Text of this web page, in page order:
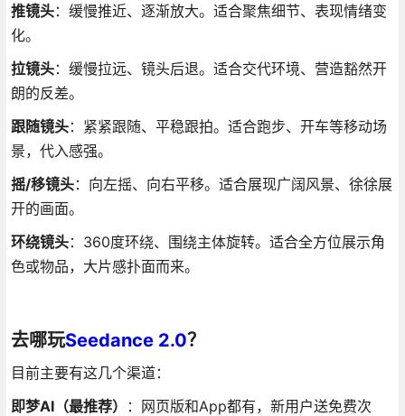
推镜头：缓慢推近、逐渐放大。适合聚焦细节、表现情绪变
化。
拉镜头：缓慢拉远、镜头后退。适合交代环境、营造豁然开
朗的反差。
跟随镜头：紧紧跟随、平稳跟拍。适合跑步、开车等移动场
景，代入感强。
摇/移镜头：向左摇、向右平移。适合展现广阔风景、徐徐展
开的画面。
环绕镜头：360度环绕、围绕主体旋转。适合全方位展示角
色或物品，大片感扑面而来。
去哪玩Seedance 2.0？
目前主要有这几个渠道：
即梦AI（最推荐）
：网页版和App都有，新用户送免费次